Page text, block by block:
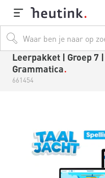
Leerpakket | Groep 7
Grammatica
661454